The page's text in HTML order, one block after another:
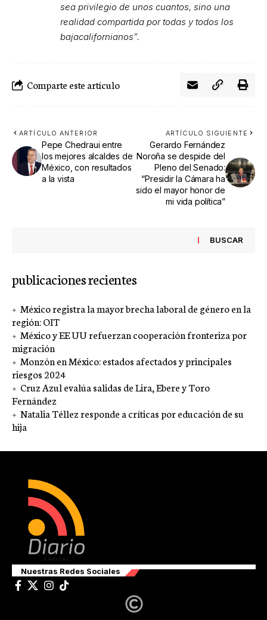
sea privilegio de unos cuantos, sino una
realidad compartida por todas y todos los
bajacalifornianos”.
Comparte este artículo
ARTÍCULO ANTERIOR
Pepe Chedraui entre
los mejores alcaldes de
México, con resultados
a la vista
ARTÍCULO SIGUIENTE
Gerardo Fernández
Noroña se despide del
Pleno del Senado:
“Presidir la Cámara ha
sido el mayor honor de
mi vida política”
BUSCAR
publicaciones recientes
México registra la mayor brecha laboral de género en la
región: OIT
México y EE UU refuerzan cooperación fronteriza por
migración
Monzón en México: estados afectados y principales
riesgos 2024
Cruz Azul evalúa salidas de Lira, Ebere y Toro
Fernández
Natalia Téllez responde a críticas por educación de su
hija
Nuestras Redes Sociales